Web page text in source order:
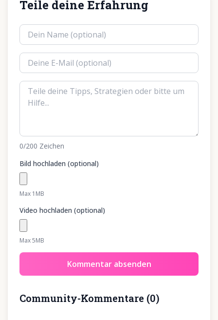
Teile deine Erfahrung
0/200 Zeichen
Bild hochladen (optional)
Max 1MB
Video hochladen (optional)
Max 5MB
Kommentar absenden
Community-Kommentare (0)